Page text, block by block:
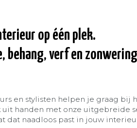
op één plek.
behang, verf en
en stylisten helpen je graag bij
handen met onze uitgebreide
dat naadloos past in jouw